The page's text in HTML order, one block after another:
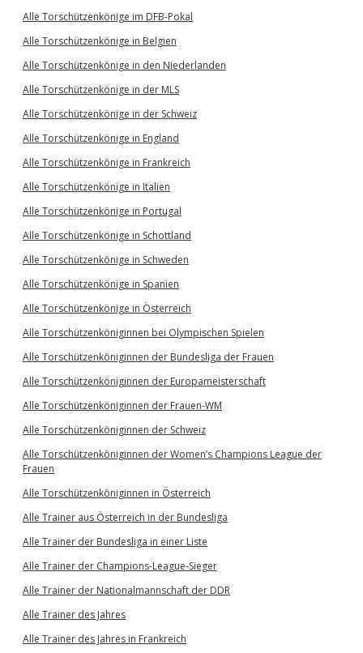
Alle Torschützenkönige im DFB-Pokal
Alle Torschützenkönige in Belgien
Alle Torschützenkönige in den Niederlanden
Alle Torschützenkönige in der MLS
Alle Torschützenkönige in der Schweiz
Alle Torschützenkönige in England
Alle Torschützenkönige in Frankreich
Alle Torschützenkönige in Italien
Alle Torschützenkönige in Portugal
Alle Torschützenkönige in Schottland
Alle Torschützenkönige in Schweden
Alle Torschützenkönige in Spanien
Alle Torschützenkönige in Österreich
Alle Torschützenköniginnen bei Olympischen Spielen
Alle Torschützenköniginnen der Bundesliga der Frauen
Alle Torschützenköniginnen der Europameisterschaft
Alle Torschützenköniginnen der Frauen-WM
Alle Torschützenköniginnen der Schweiz
Alle Torschützenköniginnen der Women’s Champions League der
Frauen
Alle Torschützenköniginnen in Österreich
Alle Trainer aus Österreich in der Bundesliga
Alle Trainer der Bundesliga in einer Liste
Alle Trainer der Champions-League-Sieger
Alle Trainer der Nationalmannschaft der DDR
Alle Trainer des Jahres
Alle Trainer des Jahres in Frankreich